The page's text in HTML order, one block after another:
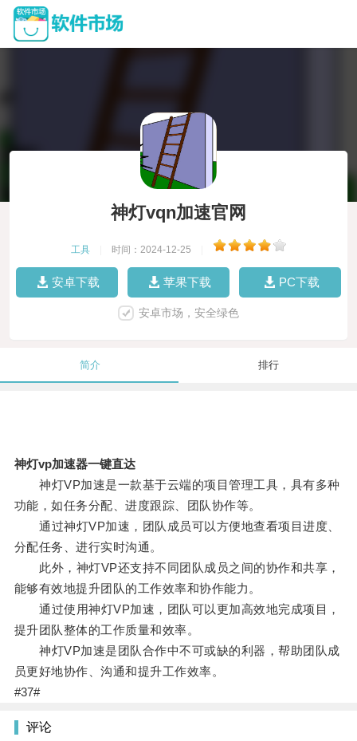
神灯vqn加速官网
工具 时间：2024-12-25
安卓下载 苹果下载 PC下载
安卓市场，安全绿色
简介 排行
神灯vp加速器一键直达
神灯VP加速是一款基于云端的项目管理工具，具有多种
功能，如任务分配、进度跟踪、团队协作等。
通过神灯VP加速，团队成员可以方便地查看项目进度、
分配任务、进行实时沟通。
此外，神灯VP还支持不同团队成员之间的协作和共享，
能够有效地提升团队的工作效率和协作能力。
通过使用神灯VP加速，团队可以更加高效地完成项目，
提升团队整体的工作质量和效率。
神灯VP加速是团队合作中不可或缺的利器，帮助团队成
员更好地协作、沟通和提升工作效率。
#37#
评论